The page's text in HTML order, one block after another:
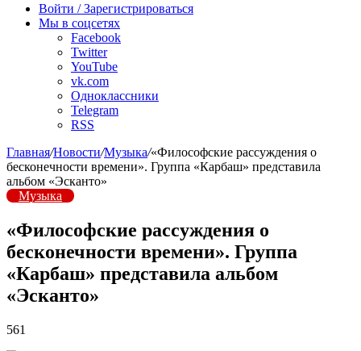
радио
Войти / Зарегистрироваться
Мы в соцсетях
Facebook
Twitter
YouTube
vk.com
Одноклассники
Telegram
RSS
Главная/Новости/Музыка/«Философские рассуждения о
бесконечности времени». Группа «Карбаш» представила
альбом «Эсканто»
Музыка
«Философские рассуждения о
бесконечности времени». Группа
«Карбаш» представила альбом
«Эсканто»
561